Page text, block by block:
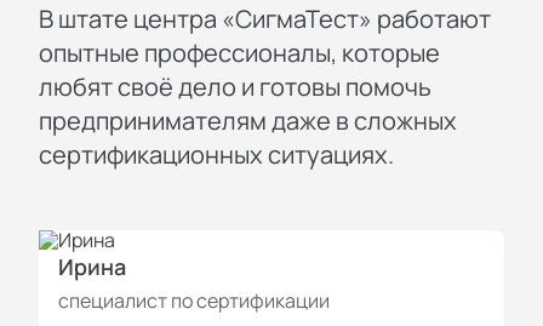
В штате центра «СигмаТест» работают
опытные профессионалы, которые
любят своё дело и готовы помочь
предпринимателям даже в сложных
сертификационных ситуациях.
Ирина
специалист по сертификации